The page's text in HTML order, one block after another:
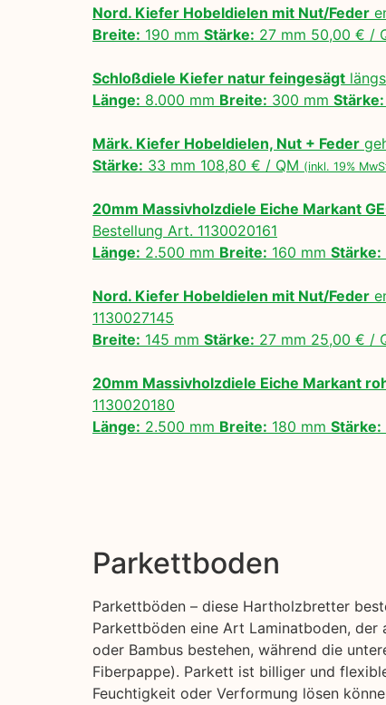
Nord. Kiefer Hobeldielen mit Nut/Feder
Breite: 190 mm Stärke: 27 mm 50,00 € /
Schloßdiele Kiefer natur feingesägt
Länge: 8.000 mm Breite: 300 mm Stärke:
Märk. Kiefer Hobeldielen, Nut + Feder
Stärke: 33 mm 108,80 € / QM (inkl. 19%
20mm Massivholzdiele Eiche Markant
Bestellung Art. 1130020161
Länge: 2.500 mm Breite: 160 mm Stärke:
Nord. Kiefer Hobeldielen mit Nut/Feder
1130027145
Breite: 145 mm Stärke: 27 mm 25,00 € /
20mm Massivholzdiele Eiche Markant
1130020180
Länge: 2.500 mm Breite: 180 mm Stärke:
Parkettboden
Parkettböden – diese Hartholzbretter
Parkettböden eine Art Laminatboden, der
oder Bambus bestehen, während die
Fiberpappe). Parkett ist billiger und
Feuchtigkeit oder Verformung lösen